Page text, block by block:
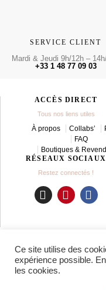
SERVICE CLIENT
Mardi & Jeudi 9h/12h –
+33 1 48 77 09 03
ACCÈS DIRECT
Tous nos liens utiles
À propos Collabs’
FAQ
Boutiques &
RÉSEAUX SOCIAUX
Restez connectés !
I
a
g
r
P
e
r
F
b
o
En
Ce site utilise des
expérience possible.
les cookies.